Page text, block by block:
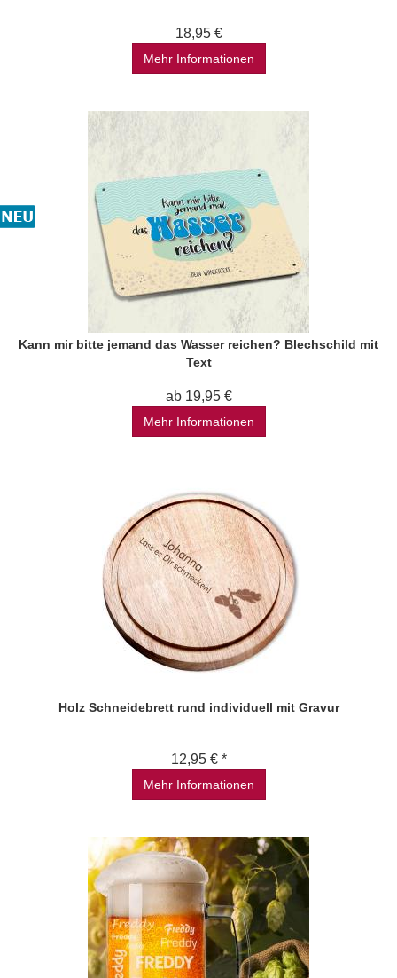
18,95 €
Mehr Informationen
Kann mir bitte jemand das Wasser reichen? Blechschild mit
Text
ab 19,95 €
Mehr Informationen
Holz Schneidebrett rund individuell mit Gravur
12,95 € *
Mehr Informationen